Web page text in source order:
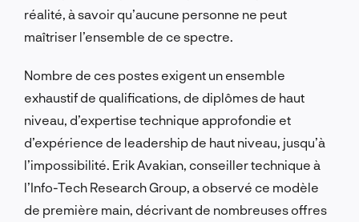
réalité, à savoir qu’aucune personne ne peut
maîtriser l’ensemble de ce spectre.
Nombre de ces postes exigent un ensemble
exhaustif de qualifications, de diplômes de haut
niveau, d’expertise technique approfondie et
d’expérience de leadership de haut niveau, jusqu’à
l’impossibilité. Erik Avakian, conseiller technique à
l’Info-Tech Research Group, a observé ce modèle
de première main, décrivant de nombreuses offres